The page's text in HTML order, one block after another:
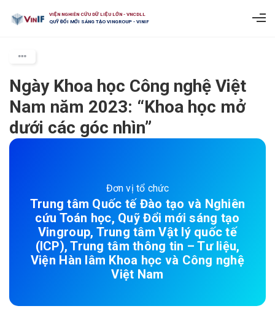
VIỆN NGHIÊN CỨU DỮ LIỆU LỚN - VNCDLL
QUỸ ĐỔI MỚI SÁNG TẠO VINGROUP - VINIF
Ngày Khoa học Công nghệ Việt
Nam năm 2023: “Khoa học mở
dưới các góc nhìn”
Đơn vị tổ chức
Trung tâm Quốc tế Đào tạo và Nghiên
cứu Toán học, Quỹ Đổi mới sáng tạo
Vingroup, Trung tâm Vật lý quốc tế
(ICP), Trung tâm thông tin – Tư liệu,
Viện Hàn lâm Khoa học và Công nghệ
Việt Nam